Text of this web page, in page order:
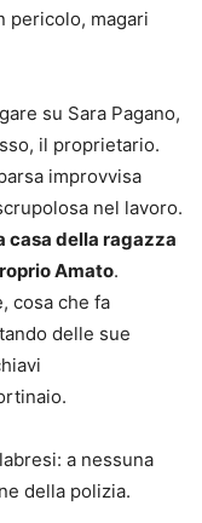
pericolo, magari
su Sara Pagano,
il proprietario.
improvvisa
nel lavoro.
casa della ragazza
Amato.
cosa che fa
delle sue
a nessuna
della polizia.